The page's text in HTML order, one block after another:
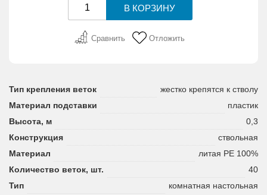
Сравнить Отложить
Тип крепления веток
жестко крепятся к стволу
Материал подставки
пластик
Высота, м
0,3
Конструкция
ствольная
Материал
литая PE 100%
Количество веток, шт.
40
Тип
комнатная настольная
СЕРТИФИКАТЫ
ВАКАНСИИ